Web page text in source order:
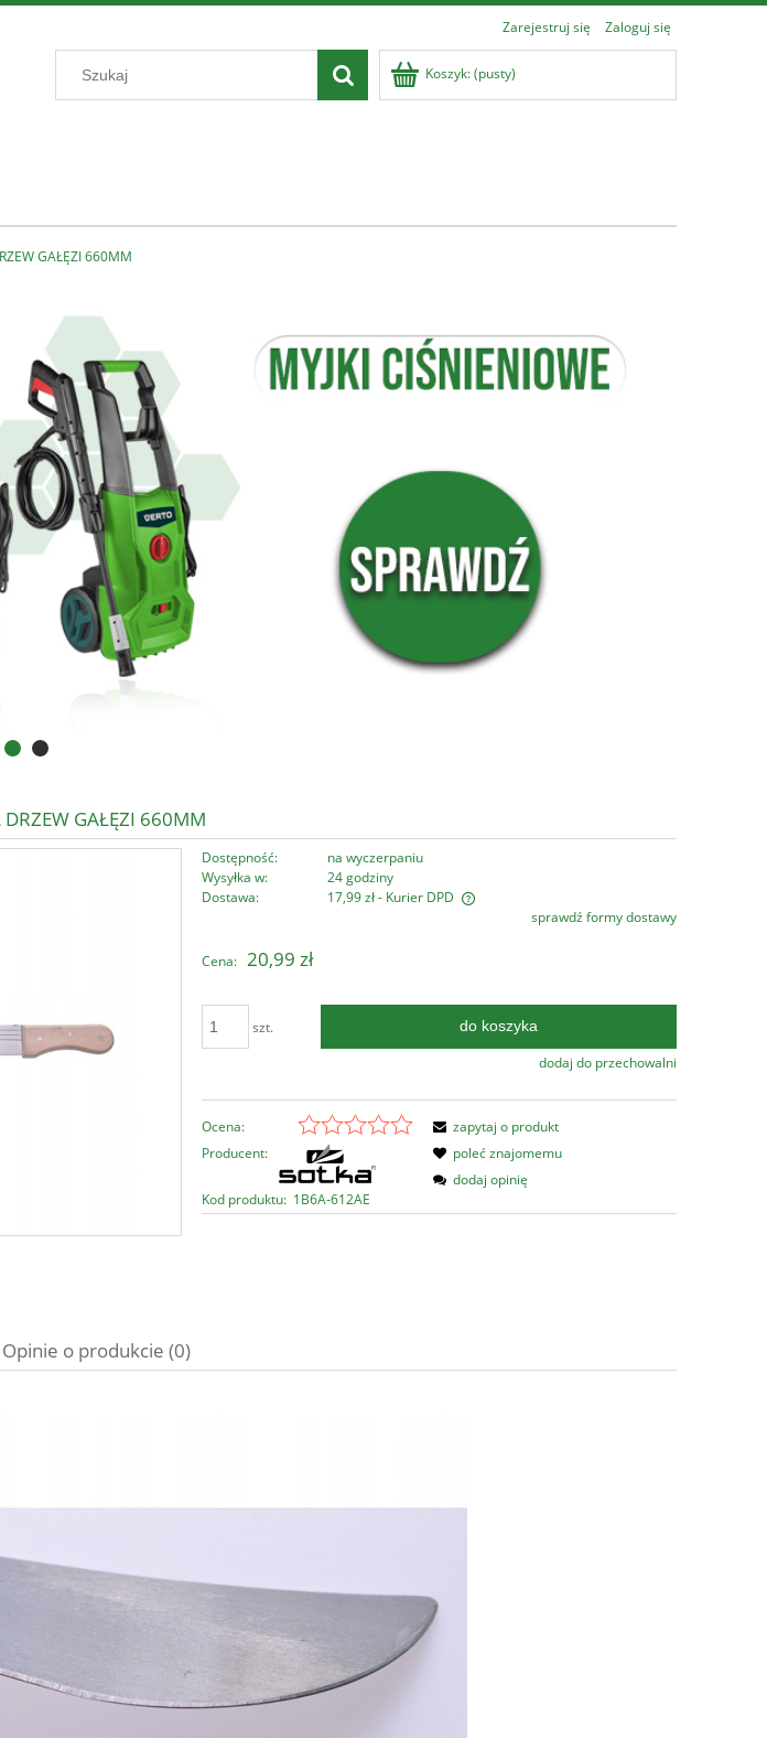
Zarejestruj się Zaloguj się
Koszyk:(pusty)
GAŁĘZI 660MM
GAŁĘZI 660MM
Dostępność:
na wyczerpaniu
Wysyłka w:
24 godziny
Dostawa:
17,99 zł- Kurier DPD
płatności
sprawdź formy dostawy
Cena: 20,99 zł
szt. do koszyka
dodaj do przechowalni
Ocena:
Producent:
Kod produktu: 1B6A-612AE
zapytaj o produkt
poleć znajomemu
dodaj opinię
Opinie o produkcie (0)